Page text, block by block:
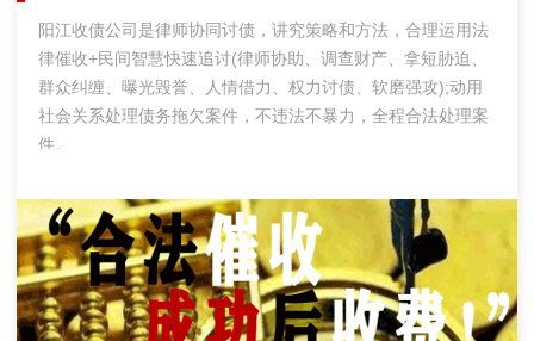
阳江收债公司是律师协同讨债，讲究策略和方法，合理运用法
律催收+民间智慧快速追讨(律师协助、调查财产、拿短胁迫、
群众纠缠、曝光毁誉、人情借力、权力讨债、软磨强攻);动用
社会关系处理债务拖欠案件，不违法不暴力，全程合法处理案
件。